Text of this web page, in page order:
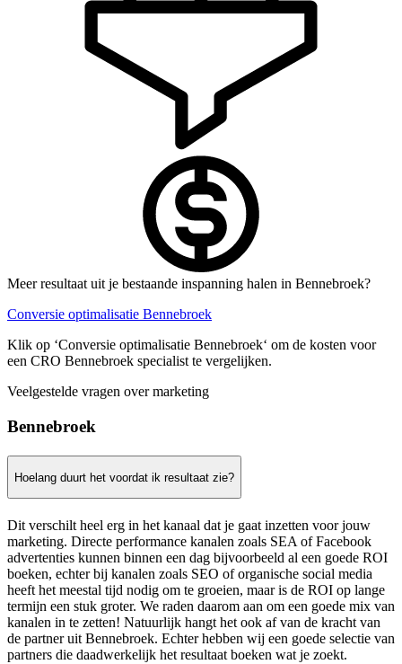
Meer resultaat uit je bestaande inspanning halen in Bennebroek?
Conversie optimalisatie Bennebroek
Klik op ‘Conversie optimalisatie Bennebroek‘ om de kosten voor
een CRO Bennebroek specialist te vergelijken.
Veelgestelde vragen over marketing
Bennebroek
Hoelang duurt het voordat ik resultaat zie?
Dit verschilt heel erg in het kanaal dat je gaat inzetten voor jouw
marketing. Directe performance kanalen zoals SEA of Facebook
advertenties kunnen binnen een dag bijvoorbeeld al een goede ROI
boeken, echter bij kanalen zoals SEO of organische social media
heeft het meestal tijd nodig om te groeien, maar is de ROI op lange
termijn een stuk groter. We raden daarom aan om een goede mix van
kanalen in te zetten! Natuurlijk hangt het ook af van de kracht van
de partner uit Bennebroek. Echter hebben wij een goede selectie van
partners die daadwerkelijk het resultaat boeken wat je zoekt.